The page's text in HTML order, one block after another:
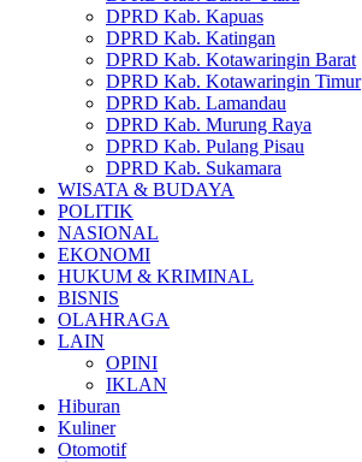
DPRD Kab. Kapuas
DPRD Kab. Katingan
DPRD Kab. Kotawaringin Barat
DPRD Kab. Kotawaringin Timur
DPRD Kab. Lamandau
DPRD Kab. Murung Raya
DPRD Kab. Pulang Pisau
DPRD Kab. Sukamara
WISATA & BUDAYA
POLITIK
NASIONAL
EKONOMI
HUKUM & KRIMINAL
BISNIS
OLAHRAGA
LAIN
OPINI
IKLAN
Hiburan
Kuliner
Otomotif